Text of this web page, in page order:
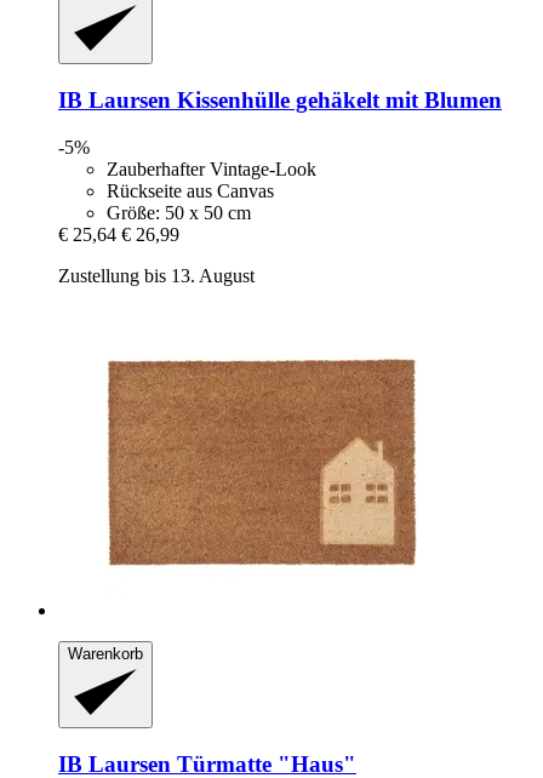
IB Laursen Kissenhülle gehäkelt mit Blumen
-5%
Zauberhafter Vintage-Look
Rückseite aus Canvas
Größe: 50 x 50 cm
€ 25,64 € 26,99
Zustellung bis 13. August
Warenkorb
IB Laursen Türmatte "Haus"